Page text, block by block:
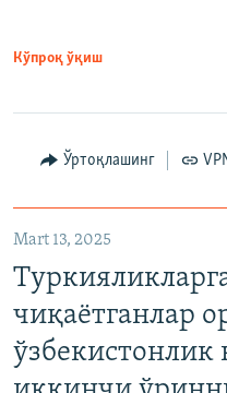
Кўпроқ ўқиш
Ўртоқлашинг
Mart 13, 2025
чиқаётганлар
ўзбекистонлик